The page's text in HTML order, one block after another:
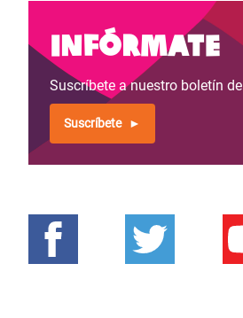
Infórmate
Suscríbete a nuestro boletín
Suscríbete